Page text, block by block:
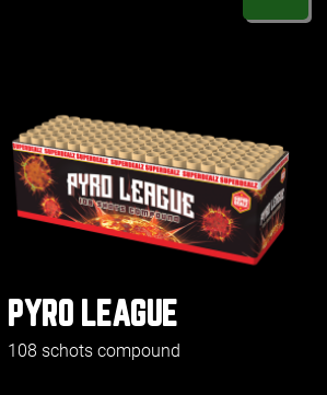
PYRO LEAGUE
108 schots compound